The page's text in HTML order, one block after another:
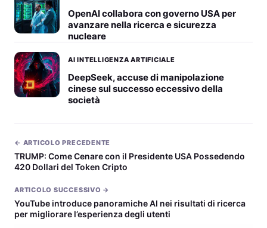
OpenAI collabora con governo USA per
avanzare nella ricerca e sicurezza
nucleare
AI INTELLIGENZA ARTIFICIALE
DeepSeek, accuse di manipolazione
cinese sul successo eccessivo della
società
← ARTICOLO PRECEDENTE
TRUMP: Come Cenare con il Presidente USA Possedendo
420 Dollari del Token Cripto
ARTICOLO SUCCESSIVO →
YouTube introduce panoramiche AI nei risultati di ricerca
per migliorare l’esperienza degli utenti